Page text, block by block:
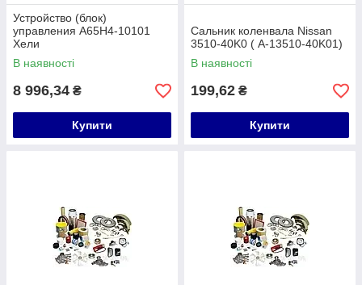
Устройство (блок)
управления A65H4-10101
Хели
В наявності
8 996,34 ₴
Купити
Сальник коленвала Nissan
3510-40K0 ( A-13510-40K01)
В наявності
199,62 ₴
Купити